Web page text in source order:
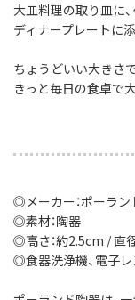
大皿料理の取り皿に
ディナープレートに
ちょうどいい大きさで
きっと毎日の食卓で
◎メーカー：ポーラン
◎素材：陶器
◎高さ：約2.5cm / 直
◎食器洗浄機、電子レ